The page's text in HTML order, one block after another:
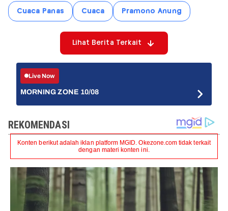
Cuaca Panas Cuaca Pramono Anung
Lihat Berita Terkait
Live Now
MORNING ZONE 10/08